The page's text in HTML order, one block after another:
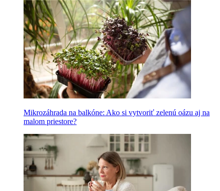
Mikrozáhrada na balkóne: Ako si vytvoriť zelenú oázu aj na
malom priestore?